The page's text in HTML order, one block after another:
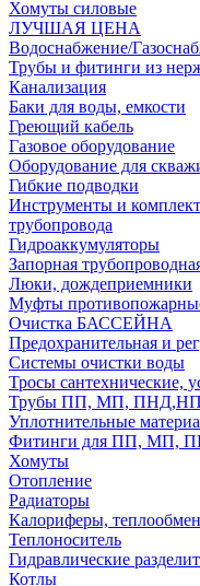
Хомуты силовые
ЛУЧШАЯ ЦЕНА
Водоснабжение/
Трубы и фитинги из
Канализация
Баки для воды, емкости
Греющий кабель
Газовое оборудование
Оборудование для
Гибкие подводки
Инструменты и
трубопровода
Гидроаккумуляторы
Запорная
Люки, дождеприемники
Муфты
Очистка БАССЕЙНА
Предохранительная и
Системы очистки воды
Тросы сантехнические,
Трубы ПП, МП,
Уплотнительные
Фитинги для ПП, МП,
Хомуты
Отопление
Радиаторы
Калориферы,
Теплоноситель
Гидравлические
Котлы